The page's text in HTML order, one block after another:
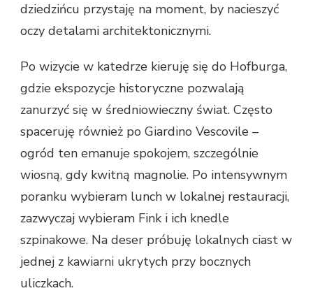
dziedzińcu przystaję na moment, by nacieszyć
oczy detalami architektonicznymi.
Po wizycie w katedrze kieruję się do Hofburga,
gdzie ekspozycje historyczne pozwalają
zanurzyć się w średniowieczny świat. Często
spaceruję również po Giardino Vescovile –
ogród ten emanuje spokojem, szczególnie
wiosną, gdy kwitną magnolie. Po intensywnym
poranku wybieram lunch w lokalnej restauracji,
zazwyczaj wybieram Fink i ich knedle
szpinakowe. Na deser próbuję lokalnych ciast w
jednej z kawiarni ukrytych przy bocznych
uliczkach.